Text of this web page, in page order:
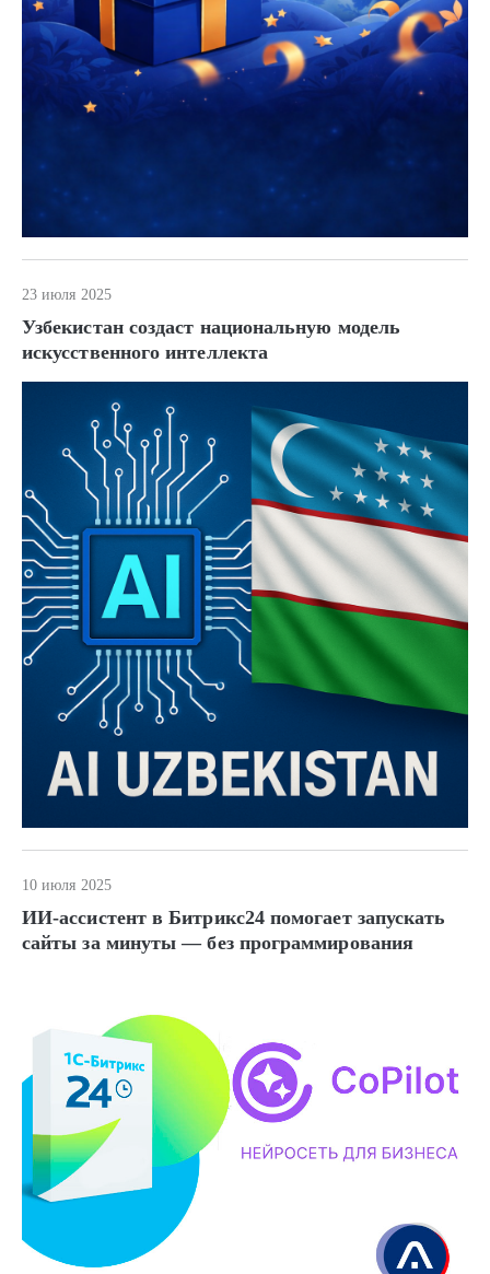
23 июля 2025
Узбекистан создаст национальную модель
искусственного интеллекта
10 июля 2025
ИИ-ассистент в Битрикс24 помогает запускать
сайты за минуты — без программирования